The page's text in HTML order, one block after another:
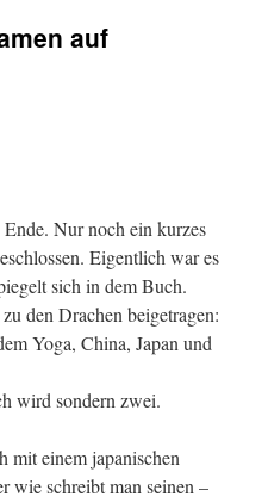
auf
Nur noch ein kurzes
Eigentlich war es
sich in dem Buch.
den Drachen beigetragen:
Yoga, China, Japan und
wird sondern zwei.
mit einem japanischen
wie schreibt man seinen –